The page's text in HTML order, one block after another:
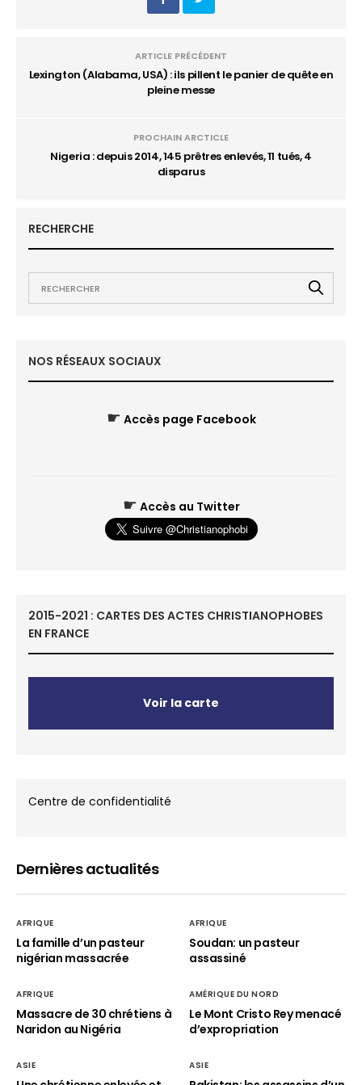
ARTICLE PRÉCÉDENT
Lexington (Alabama, USA) : ils pillent le panier de quête en
pleine messe
PROCHAIN ARCTICLE
Nigeria : depuis 2014, 145 prêtres enlevés, 11 tués, 4
disparus
RECHERCHE
NOS RÉSEAUX SOCIAUX
☛ Accès page Facebook
☛ Accès au Twitter
2015-2021 : CARTES DES ACTES CHRISTIANOPHOBES
EN FRANCE
Voir la carte
Centre de confidentialité
Dernières actualités
AFRIQUE
La famille d’un pasteur
nigérian massacrée
AFRIQUE
Soudan: un pasteur
assassiné
AFRIQUE
Massacre de 30 chrétiens à
Naridon au Nigéria
AMÉRIQUE DU NORD
Le Mont Cristo Rey menacé
d’expropriation
ASIE ASIE